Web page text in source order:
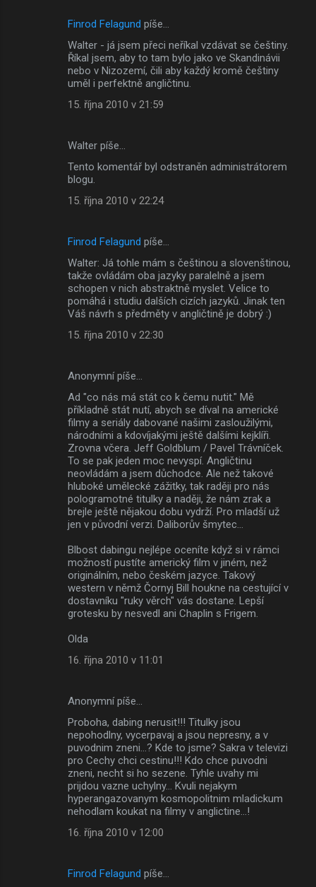
Finrod Felagund píše…
Walter - já jsem přeci neříkal vzdávat se češtiny.
Říkal jsem, aby to tam bylo jako ve Skandinávii
nebo v Nizozemí, čili aby každý kromě češtiny
uměl i perfektně angličtinu.
15. října 2010 v 21:59
Walter píše…
Tento komentář byl odstraněn administrátorem
blogu.
15. října 2010 v 22:24
Finrod Felagund píše…
Walter: Já tohle mám s češtinou a slovenštinou,
takže ovládám oba jazyky paralelně a jsem
schopen v nich abstraktně myslet. Velice to
pomáhá i studiu dalších cizích jazyků. Jinak ten
Váš návrh s předměty v angličtině je dobrý :)
15. října 2010 v 22:30
Anonymní píše…
Ad "co nás má stát co k čemu nutit." Mě
příkladně stát nutí, abych se díval na americké
filmy a seriály dabované našimi zasloužilými,
národními a kdovíjakými ještě dalšími kejklíři.
Zrovna včera. Jeff Goldblum / Pavel Trávníček.
To se pak jeden moc nevyspí. Angličtinu
neovládám a jsem důchodce. Ale než takové
hluboké umělecké zážitky, tak raději pro nás
pologramotné titulky a naději, že nám zrak a
brejle ještě nějakou dobu vydrží. Pro mladší už
jen v původní verzi. Daliborův šmytec...
Blbost dabingu nejlépe oceníte když si v rámci
možností pustíte americký film v jiném, než
originálním, nebo českém jazyce. Takový
western v němž Čornyj Bill houkne na cestující v
dostavníku "ruky věrch" vás dostane. Lepší
grotesku by nesvedl ani Chaplin s Frigem.
Olda
16. října 2010 v 11:01
Anonymní píše…
Proboha, dabing nerusit!!! Titulky jsou
nepohodlny, vycerpavaj a jsou nepresny, a v
puvodnim zneni...? Kde to jsme? Sakra v televizi
pro Cechy chci cestinu!!! Kdo chce puvodni
zneni, necht si ho sezene. Tyhle uvahy mi
prijdou vazne uchylny... Kvuli nejakym
hyperangazovanym kosmopolitnim mladickum
nehodlam koukat na filmy v anglictine...!
16. října 2010 v 12:00
Finrod Felagund píše…